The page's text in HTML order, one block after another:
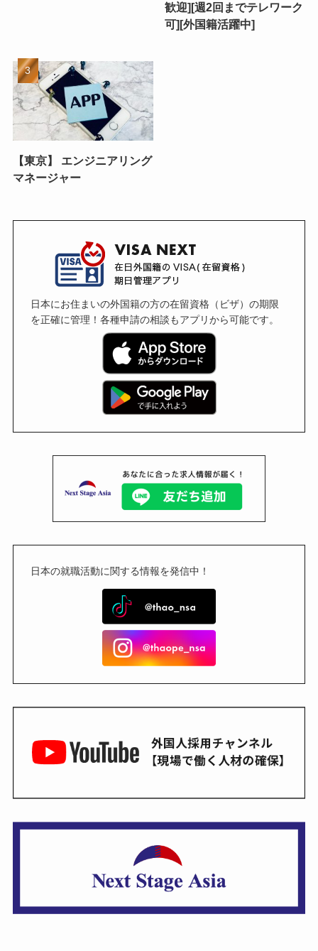
歓迎][週2回までテレワーク
可][外国籍活躍中]
【東京】 エンジニアリング
マネージャー
日本にお住まいの外国籍の方の在留資格（ビザ）の期限
を正確に管理！各種申請の相談もアプリから可能です。
日本の就職活動に関する情報を発信中！